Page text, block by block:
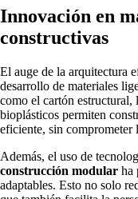
Innovación en
constructivas
El auge de la arquitectura
desarrollo de materiales
como el cartón estructural,
bioplásticos permiten
eficiente, sin comprometer
Además, el uso de
construcción modular ha
adaptables. Esto no solo